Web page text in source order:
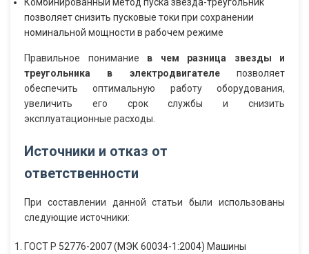
позволяет снизить пусковые токи при сохранении
номинальной мощности в рабочем режиме
Правильное понимание в чем разница звезды и
треугольника в электродвигателепозволяет
обеспечить оптимальную работу оборудования,
увеличить его срок службы и снизить
эксплуатационные расходы.
Источники и отказ от
ответственности
При составлении данной статьи были использованы
следующие источники:
ГОСТ Р 52776-2007 (МЭК 60034-1:2004) Машины